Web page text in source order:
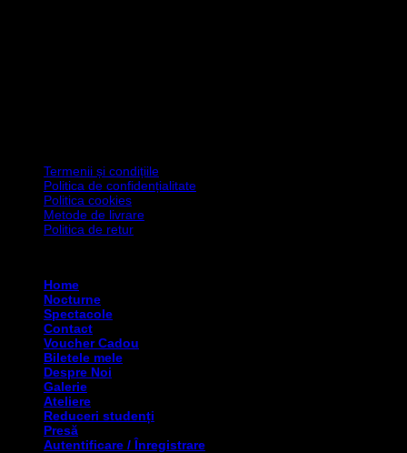
Termenii și condițiile
Politica de confidențialitate
Politica cookies
Metode de livrare
Politica de retur
Home
Nocturne
Spectacole
Contact
Voucher Cadou
Biletele mele
Despre Noi
Galerie
Ateliere
Reduceri studenți
Presă
Autentificare / Înregistrare